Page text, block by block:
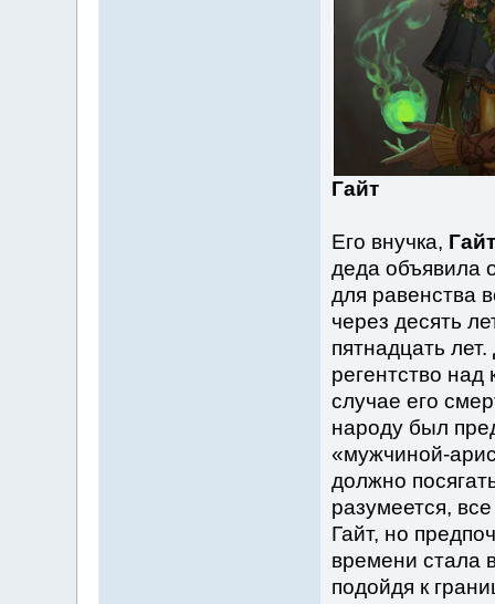
Гайт
Его внучка,
деда объявила
для равенства
через десять
пятнадцать
регентство над
случае его
народу был
«мужчиной-
должно
разумеется,
Гайт, но
времени стала
подойдя к